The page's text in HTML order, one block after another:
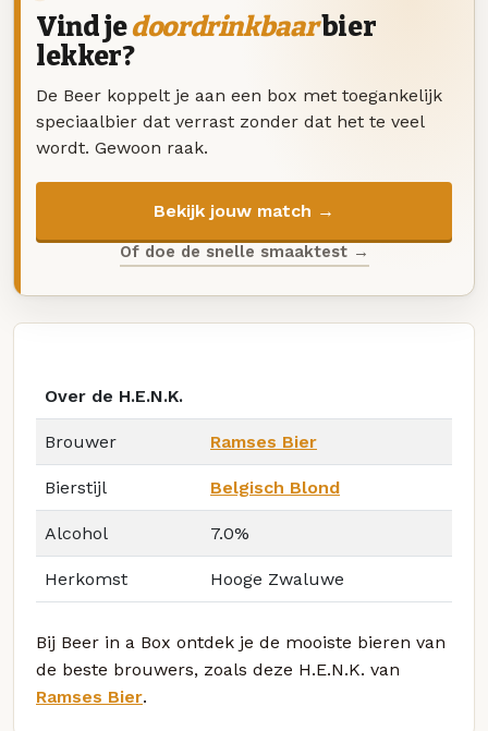
Vind jedoordrinkbaarbier
lekker?
De Beer koppelt je aan een box met toegankelijk
speciaalbier dat verrast zonder dat het te veel
wordt. Gewoon raak.
Bekijk jouw match →
Of doe de snelle smaaktest →
Over de H.E.N.K.
Brouwer Ramses Bier
Bierstijl Belgisch Blond
Alcohol 7.0%
Herkomst Hooge Zwaluwe
Bij Beer in a Box ontdek je de mooiste bieren van
de beste brouwers, zoals deze H.E.N.K. van
Ramses Bier.